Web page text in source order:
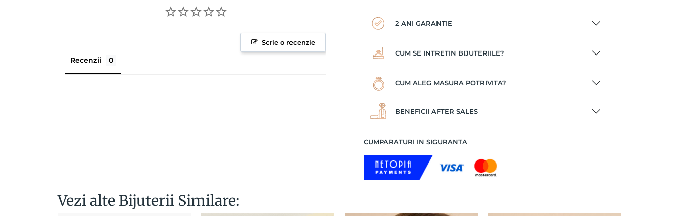
Scrie o recenzie
Recenzii
2 ANI GARANTIE
CUM SE INTRETIN BIJUTERIILE?
CUM ALEG MASURA POTRIVITA?
BENEFICII AFTER SALES
CUMPARATURI IN SIGURANTA
Vezi alte Bijuterii Similare: